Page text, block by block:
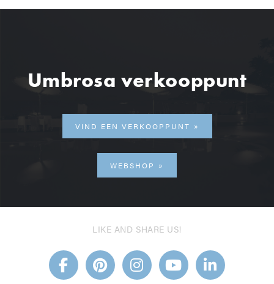
Umbrosa verkooppunt
VIND EEN VERKOOPPUNT
WEBSHOP
LIKE AND SHARE US!